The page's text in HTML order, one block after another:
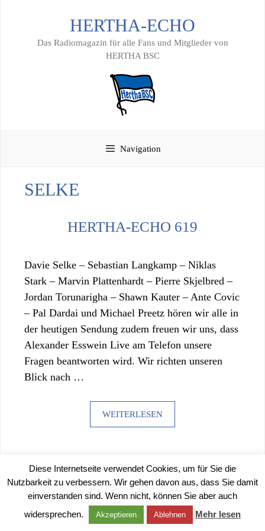
HERTHA-ECHO
Das Radiomagazin für alle Fans und Mitglieder von
HERTHA BSC
Navigation
SELKE
HERTHA-ECHO 619
Davie Selke – Sebastian Langkamp – Niklas
Stark – Marvin Plattenhardt – Pierre Skjelbred –
Jordan Torunarigha – Shawn Kauter – Ante Covic
– Pal Dardai und Michael Preetz hören wir alle in
der heutigen Sendung zudem freuen wir uns, dass
Alexander Esswein Live am Telefon unsere
Fragen beantworten wird. Wir richten unseren
Blick nach …
WEITERLESEN
IMPRESSUM|DATENSCHUTZERKLÄRUNG
Diese Internetseite verwendet Cookies, um für Sie die
Nutzbarkeit zu verbessern. Wir gehen davon aus, dass Sie damit
einverstanden sind. Wenn nicht, können Sie aber auch
widersprechen.
Akzeptieren Ablehnen Mehr lesen